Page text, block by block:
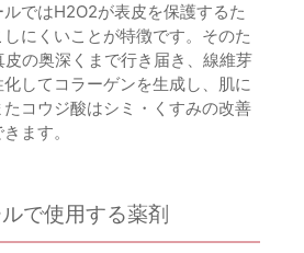
ではH2O2が表皮を保護するた
にくいことが特徴です。そのた
の奥深くまで行き届き、線維芽
してコラーゲンを生成し、肌に
コウジ酸はシミ・くすみの改善
ます。
で使用する薬剤